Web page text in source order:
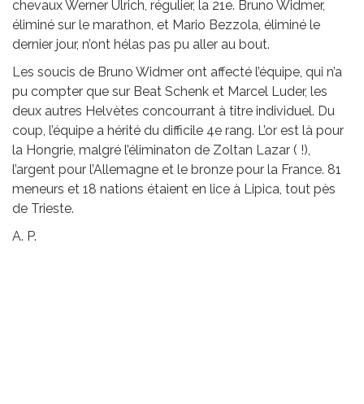
chevaux Werner Ulrich, régulier, la 21e. Bruno Widmer,
éliminé sur le marathon, et Mario Bezzola, éliminé le
dernier jour, n’ont hélas pas pu aller au bout.
Les soucis de Bruno Widmer ont affecté l’équipe, qui n’a
pu compter que sur Beat Schenk et Marcel Luder, les
deux autres Helvètes concourrant à titre individuel. Du
coup, l’équipe a hérité du difficile 4e rang. L’or est là pour
la Hongrie, malgré l’éliminaton de Zoltan Lazar ( !),
l’argent pour l’Allemagne et le bronze pour la France. 81
meneurs et 18 nations étaient en lice à Lipica, tout pès
de Trieste.
A. P.